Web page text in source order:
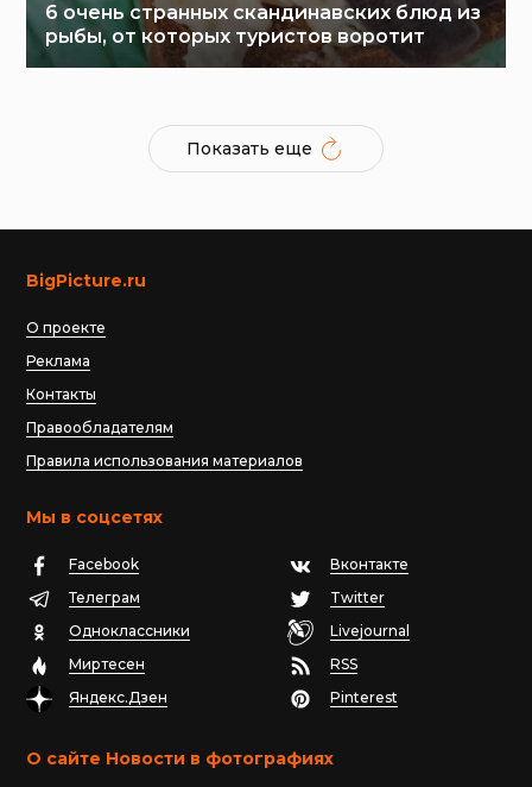
6 очень странных скандинавских блюд из
рыбы, от которых туристов воротит
Показать еще
BigPicture.ru
О проекте
Реклама
Контакты
Правообладателям
Правила использования материалов
Мы в соцсетях
Facebook
Вконтакте
Телеграм
Twitter
Одноклассники
Livejournal
Миртесен
RSS
Яндекс.Дзен
Pinterest
О сайте Новости в фотографиях